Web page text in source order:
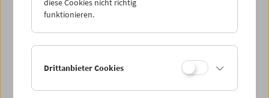
Sa 25.9.
funktionieren.
Drittanbieter Cookies